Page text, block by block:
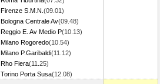
Firenze S.M.N. (09.01)
Bologna Centrale Av(09.48)
Reggio E. Av Medio P(10.13)
Milano Rogoredo(10.54)
Milano P.Garibaldi(11.12)
Rho Fiera(11.25)
Torino Porta Susa(12.08)